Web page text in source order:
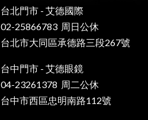
台北門市 - 艾德國際
02-25866783 周日公休
台北市大同區承德路三段267號
台中門市 - 艾德眼鏡
04-23261378 周二公休
台中市西區忠明南路112號